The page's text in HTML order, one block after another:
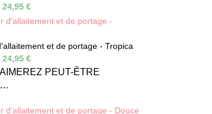
24,95 €
et de portage - Tropica
24,95 €
PEUT-ÊTRE